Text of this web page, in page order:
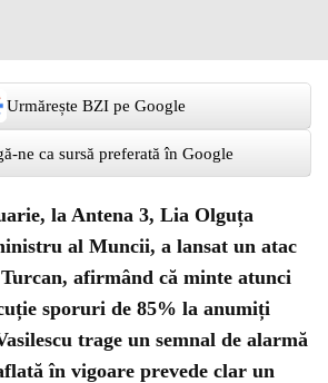
Urmărește BZI pe Google
ne ca sursă preferată în Google
la Antena 3, Lia Olguța
al Muncii, a lansat un atac
afirmând că minte atunci
sporuri de 85% la anumiți
trage un semnal de alarmă
în vigoare prevede clar un